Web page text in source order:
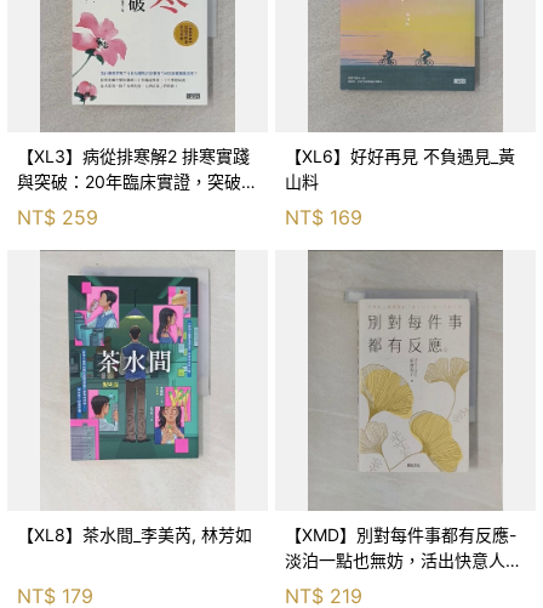
【XL3】病從排寒解2 排寒實踐
與突破：20年臨床實證，突破排
寒盲點，防治疫毒流感的中醫養
命方略！_李璧如
NT$ 259
【XL6】好好再見 不負遇見_黃
山料
NT$ 169
【XL8】茶水間_李美芮, 林芳如
NT$ 179
【XMD】別對每件事都有反應-
淡泊一點也無妨，活出快意人生
的99個禪練習！_枡野俊明, 黃
NT$ 219